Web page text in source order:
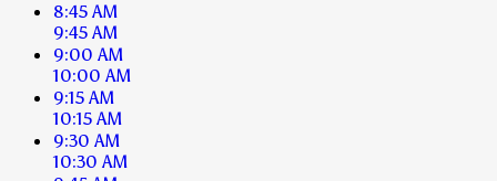
8:45 AM
9:45 AM
9:00 AM
10:00 AM
9:15 AM
10:15 AM
9:30 AM
10:30 AM